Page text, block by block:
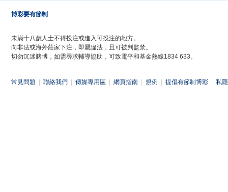
博彩要有節制
未滿十八歲人士不得投注或進入可投注的地方。
向非法或海外莊家下注，即屬違法，且可被判監禁。
切勿沉迷賭博，如需尋求輔導協助，可致電平和基金熱線1834 633。
常見問題 聯絡我們 傳媒專用區 網頁指南 規例 提倡有節制博彩 私